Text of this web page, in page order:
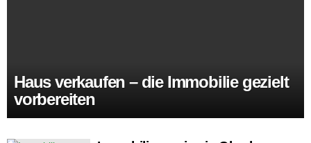
Haus verkaufen – die Immobilie gezielt
vorbereiten